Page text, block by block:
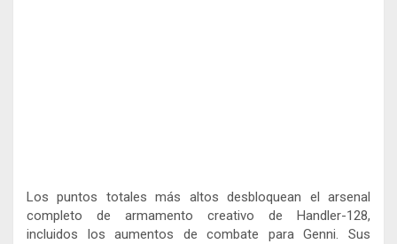
Los puntos totales más altos desbloquean el arsenal
completo de armamento creativo de Handler-128,
incluidos los aumentos de combate para Genni. Sus